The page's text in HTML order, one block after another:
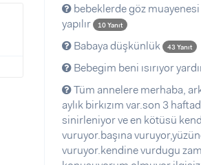
bebeklerde göz
yapılır
10 Yanıt
Babaya düşkünlük 43 Yanıt
Bebegim beni ısırıyor
Tüm annelere merhaba,
aylık birkızım var.son 3
sinirleniyor ve en kötüsü
vuruyor.başına
vuruyor.kendine vurdugu